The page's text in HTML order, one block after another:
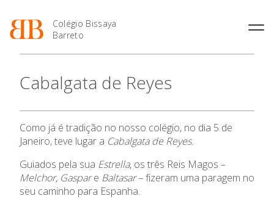
Colégio Bissaya
Barreto
O Colégio
Projeto Educativo
Colaboradores Docentes
Colaboradores Não
Instalações
Ofertas de emprego
Oferta Formativa
Enriquecimento Curricular
Serviços
Atividades de Interrupção
Letiva
Academia de LínguasEnsino Profissional
Profissionais
Curso de Técnico de
Termalismo
Curso de Técnico/a de Apoio
à Família e à Comunidade
Ofertas de Emprego
2027
Portal do Aluno/Encarregado
de Educação
SIGE
Secretariado de Exames
Cabalgata de Reyes
Como já é tradição no nosso colégio, no dia 5 de
Janeiro, teve lugar a Cabalgata de Reyes.
Guiados pela sua Estrella, os três Reis Magos –
Melchor, Gaspare Baltasar– fizeram uma paragem no
seu caminho para Espanha.